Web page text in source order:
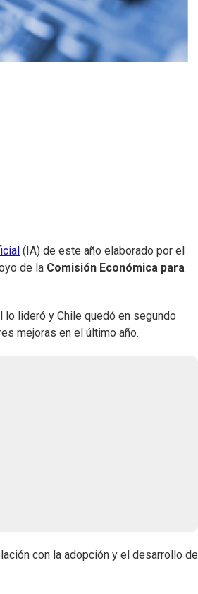
(IA) de este año elaborado por el
de la Comisión Económica para
lo lideró y Chile quedó en segundo
mejoras en el último año.
con la adopción y el desarrollo de